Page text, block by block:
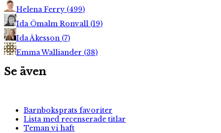
Helena Ferry (499)
Ida Ömalm Ronvall (19)
Ida Åkesson (7)
Emma Walliander (38)
Se även
Barnboksprats favoriter
Lista med recenserade titlar
Teman vi haft